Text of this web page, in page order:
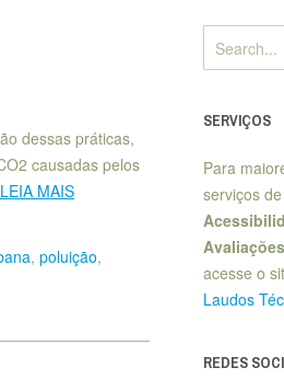
dessas práticas,
causadas pelos
LEIA MAIS
, poluição,
SERVIÇOS
Para
serviços de
acesse o
Laudos
REDES